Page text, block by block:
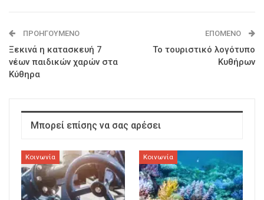
ΠΡΟΗΓΟΎΜΕΝΟ
Ξεκινά η κατασκευή 7
νέων παιδικών χαρών στα
Κύθηρα
ΕΠΌΜΕΝΟ
Το τουριστικό λογότυπο
Κυθήρων
Μπορεί επίσης να σας αρέσει
Κοινωνία Κοινωνία